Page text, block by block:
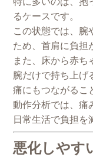
るケースです。
この状態では、腕
ため、首肩に負担
また、床から赤ち
腕だけで持ち上げ
痛にもつながるこ
動作分析では、痛
日常生活で負担を
悪化しやす